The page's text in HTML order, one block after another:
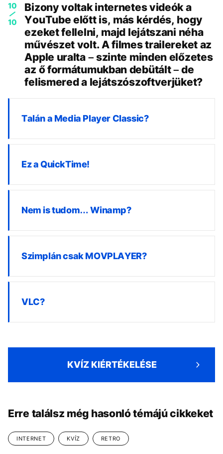
10
10
Bizony voltak internetes videók a
YouTube előtt is, más kérdés, hogy
ezeket fellelni, majd lejátszani néha
művészet volt. A filmes trailereket az
Apple uralta – szinte minden előzetes
az ő formátumukban debütált – de
felismered a lejátszószoftverjüket?
Talán a Media Player Classic?
Ez a QuickTime!
Nem is tudom… Winamp?
Szimplán csak MOVPLAYER?
VLC?
KVÍZ KIÉRTÉKELÉSE
Erre találsz még hasonló témájú cikkeket
INTERNET KVÍZ RETRO